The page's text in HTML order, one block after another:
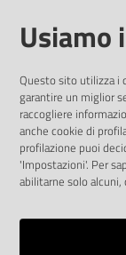
Amministrazione
Pubblicità legale
Privacy Policy
Attuazione
Liste di Attesa
ENTI, IMPRESE
Fatturazione
Usiamo
Questo sito utilizza i
garantire un miglior
raccogliere
anche cookie di
profilazione puoi
'Impostazioni'. Per
abilitarne solo